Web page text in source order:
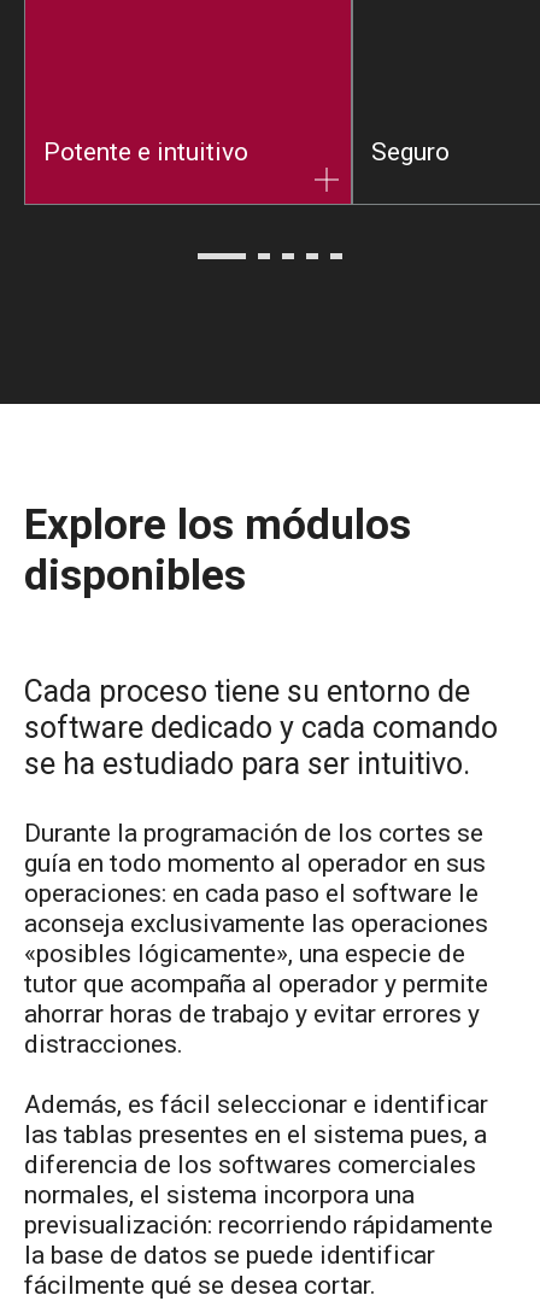
Potente e intuitivo Seguro
Explore los módulos
disponibles
Cada proceso tiene su entorno de
software dedicado y cada comando
se ha estudiado para ser intuitivo.
Durante la programación de los cortes se
guía en todo momento al operador en sus
operaciones: en cada paso el software le
aconseja exclusivamente las operaciones
«posibles lógicamente», una especie de
tutor que acompaña al operador y permite
ahorrar horas de trabajo y evitar errores y
distracciones.
Además, es fácil seleccionar e identificar
las tablas presentes en el sistema pues, a
diferencia de los softwares comerciales
normales, el sistema incorpora una
previsualización: recorriendo rápidamente
la base de datos se puede identificar
fácilmente qué se desea cortar.